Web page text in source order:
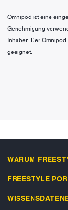
Omnipod ist eine
Genehmigung
Inhaber. Der
geeignet.
WARUM
FREESTYLE